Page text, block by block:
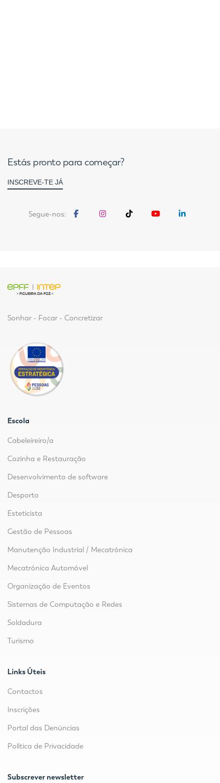
Estás pronto para começar?
INSCREVE-TE JÁ
Segue-nos:
Sonhar - Focar - Concretizar
Escola
Cabeleireiro/a
Cozinha e Restauração
Desenvolvimento de software
Desporto
Esteticista
Gestão de Pessoas
Manutenção Industrial / Mecatrónica
Mecatrónica Automóvel
Organização de Eventos
Sistemas de Computação e Redes
Soldadura
Turismo
Links Úteis
Contactos
Inscrições
Portal das Denúncias
Política de Privacidade
Subscrever newsletter